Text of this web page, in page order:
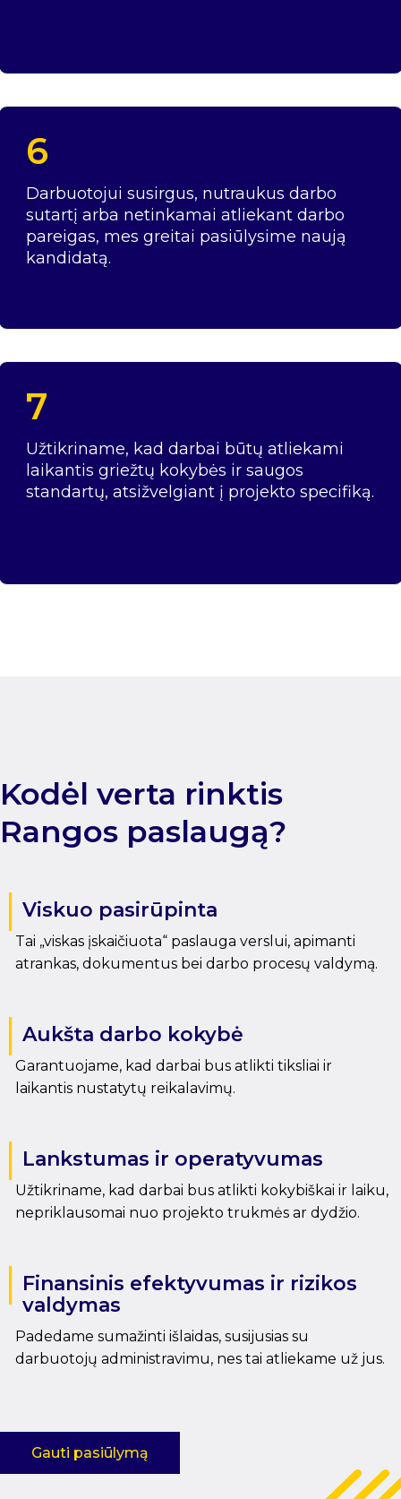
6
Darbuotojui susirgus, nutraukus darbo
sutartį arba netinkamai atliekant darbo
pareigas, mes greitai pasiūlysime naują
kandidatą.
7
Užtikriname, kad darbai būtų atliekami
laikantis griežtų kokybės ir saugos
standartų, atsižvelgiant į projekto specifiką.
Kodėl verta rinktis
Rangos paslaugą?
Viskuo pasirūpinta
Tai „viskas įskaičiuota“ paslauga verslui, apimanti
atrankas, dokumentus bei darbo procesų valdymą.
Aukšta darbo kokybė
Garantuojame, kad darbai bus atlikti tiksliai ir
laikantis nustatytų reikalavimų.
Lankstumas ir operatyvumas
Užtikriname, kad darbai bus atlikti kokybiškai ir laiku,
nepriklausomai nuo projekto trukmės ar dydžio.
Finansinis efektyvumas ir rizikos
valdymas
Padedame sumažinti išlaidas, susijusias su
darbuotojų administravimu, nes tai atliekame už jus.
Gauti pasiūlymą